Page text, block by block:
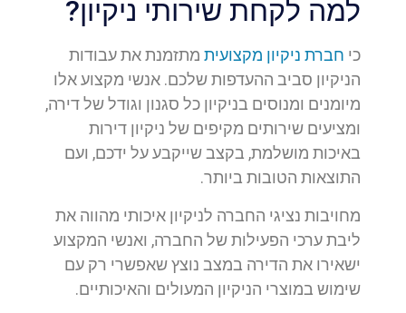
למה לקחת שירותי ניקיון?
כי חברת ניקיון מקצועית מתזמנת את עבודות
הניקיון סביב ההעדפות שלכם. אנשי מקצוע אלו
מיומנים ומנוסים בניקיון כל סגנון וגודל של דירה,
ומציעים שירותים מקיפים של ניקיון דירות
באיכות מושלמת, בקצב שייקבע על ידכם, ועם
התוצאות הטובות ביותר.
מחויבות נציגי החברה לניקיון איכותי מהווה את
ליבת ערכי הפעילות של החברה, ואנשי המקצוע
ישאירו את הדירה במצב נוצץ שאפשרי רק עם
שימוש במוצרי הניקיון המעולים והאיכותיים.